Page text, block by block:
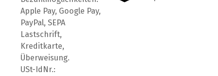
Apple Pay, Google Pay,
PayPal, SEPA
Lastschrift,
Kreditkarte,
Überweisung.
USt-IdNr.: